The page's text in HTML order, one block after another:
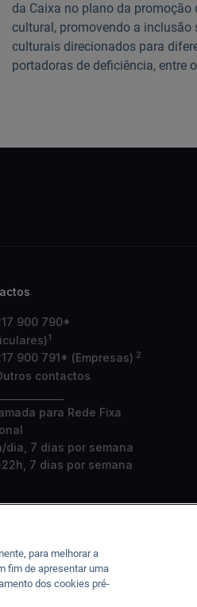
da Caixa no plano da
cultural, promovendo a inclusão
culturais direcionados para
portadoras de deficiência, entre
900 790*
1
900 791* (Empresas) 2
contactos
para Rede Fixa
dia, 7 dias por semana
7 dias por semana
sob o n.º 35, da CMVM sob o n.º
para melhorar a
fim de apresentar uma
dos cookies pré-